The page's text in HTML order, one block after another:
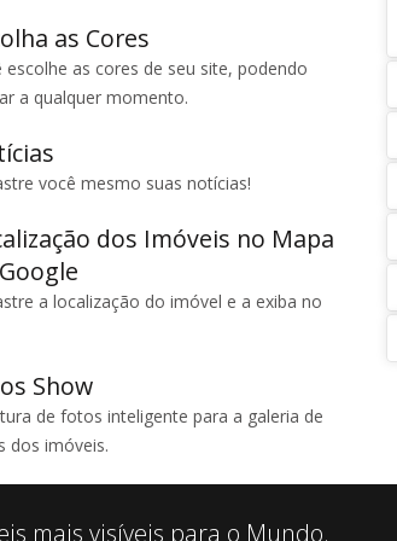
as Cores
escolhe as cores de seu site, podendo
a qualquer momento.
você mesmo suas notícias!
dos Imóveis no Mapa
a localização do imóvel e a exiba no
Show
de fotos inteligente para a galeria de
dos imóveis.
mais visíveis para o Mundo.